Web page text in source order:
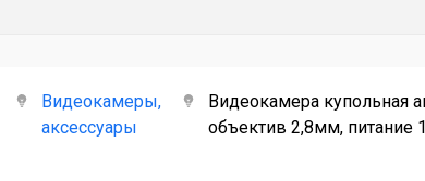
Видеокамеры,
аксессуары
Видеокамера купольная
объектив 2,8мм,